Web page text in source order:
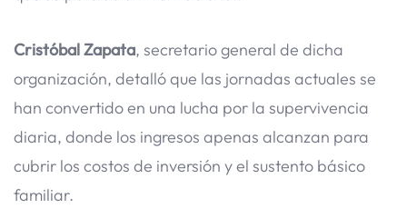
Cristóbal Zapata, secretario general de dicha
organización, detalló que las jornadas actuales se
han convertido en una lucha por la supervivencia
diaria, donde los ingresos apenas alcanzan para
cubrir los costos de inversión y el sustento básico
familiar.